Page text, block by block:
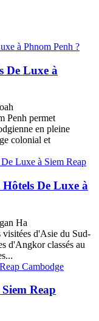
De Luxe à
Penh permet
en pleine
colonial et
De Luxe à
Ha
visitées d'Asie du Sud-
d'Angkor classés au
Reap